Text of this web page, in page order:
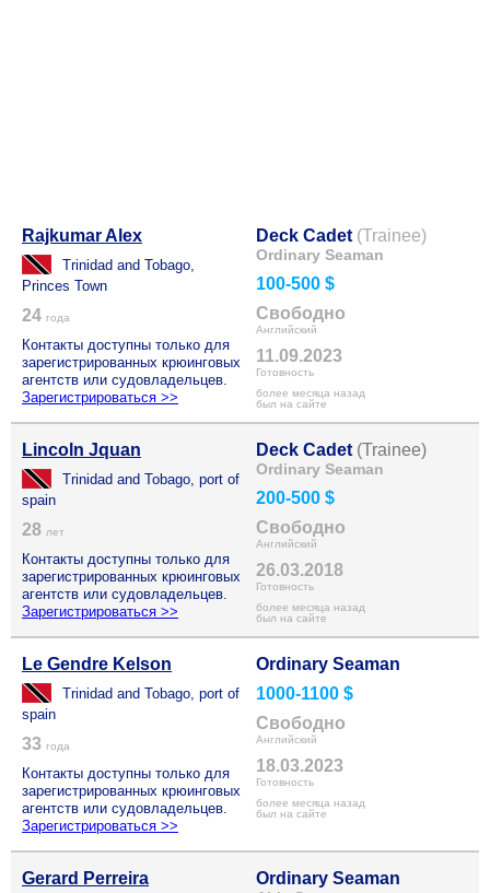
Rajkumar Alex
Trinidad and Tobago,
Princes Town
24 года
Контакты доступны только для
зарегистрированных крюинговых
агентств или судовладельцев.
Зарегистрироваться >>
Deck Cadet (Trainee)
Ordinary Seaman
100-500 $
Свободно
Английский
11.09.2023
Готовность
более месяца назад
был на сайте
Lincoln Jquan
Trinidad and Tobago, port of
spain
28 лет
Контакты доступны только для
зарегистрированных крюинговых
агентств или судовладельцев.
Зарегистрироваться >>
Deck Cadet (Trainee)
Ordinary Seaman
200-500 $
Свободно
Английский
26.03.2018
Готовность
более месяца назад
был на сайте
Le Gendre Kelson
Trinidad and Tobago, port of
spain
33 года
Контакты доступны только для
зарегистрированных крюинговых
агентств или судовладельцев.
Зарегистрироваться >>
Ordinary Seaman
1000-1100 $
Свободно
Английский
18.03.2023
Готовность
более месяца назад
был на сайте
Gerard Perreira Ordinary Seaman